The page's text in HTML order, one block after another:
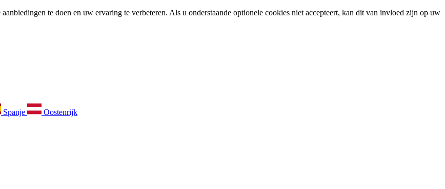
te doen en uw ervaring te verbeteren. Als u onderstaande optionele cookies niet accepteert, kan dit van invloed zijn op uw
Spanje Oostenrijk